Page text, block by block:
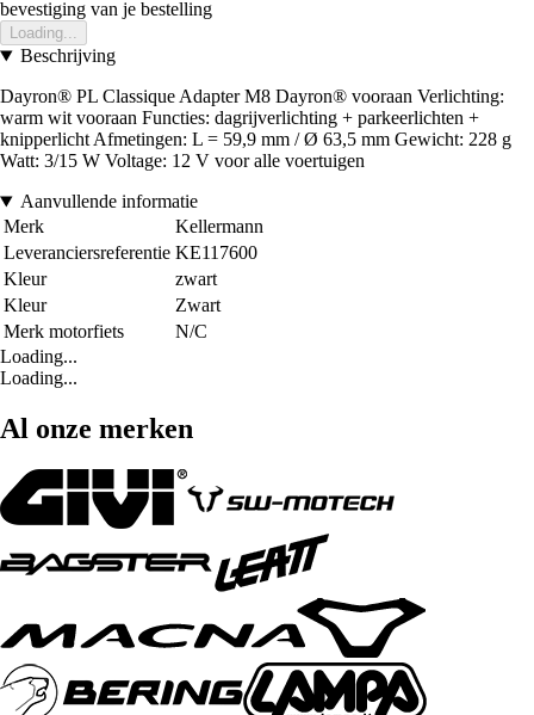
bevestiging van je bestelling
Loading...
Beschrijving
Dayron® PL Classique Adapter M8 Dayron® vooraan Verlichting:
warm wit vooraan Functies: dagrijverlichting + parkeerlichten +
knipperlicht Afmetingen: L = 59,9 mm / Ø 63,5 mm Gewicht: 228 g
Watt: 3/15 W Voltage: 12 V voor alle voertuigen
Aanvullende informatie
Merk
Kellermann
Leveranciersreferentie KE117600
Kleur
zwart
Kleur
Zwart
Merk motorfiets
N/C
Loading...
Loading...
Al onze merken